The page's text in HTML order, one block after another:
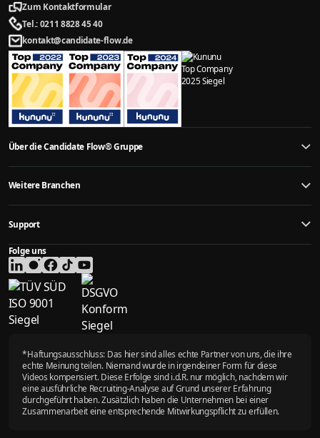
Zum Kontaktformular
Tel.: 0211 8828 45 40
kontakt@candidate-flow.de
Über die Candidate Flow® Gruppe
die Candidate Flow® Gruppe
Recruiting Ergebnisse
Zertifizierungen
Team
Offene Stellen
Weitere Branchen
Betriebe / Autohäuser
und Landwirtschaftsbetriebe
- Krankenhäuser / Praxen
Support
Häufig gestellte Fragen
sind meine nächsten Schritte?
Recruiting-Analyse
Folge uns
*Haftungsausschluss: Das hier sind alles echte Partner von uns, die ihre
echte Meinung teilen. Niemand wurde in irgendeiner Form für diese
Videos kompensiert. Diese Erfolge sind i.d.R. nur möglich, nachdem wir
eine ausführliche Recruiting-Analyse auf Grund unserer Erfahrung
durchgeführt haben. Zusätzlich haben die Unternehmen bei einer
Zusammenarbeit eine entsprechende Mitwirkungspflicht zu erfüllen.